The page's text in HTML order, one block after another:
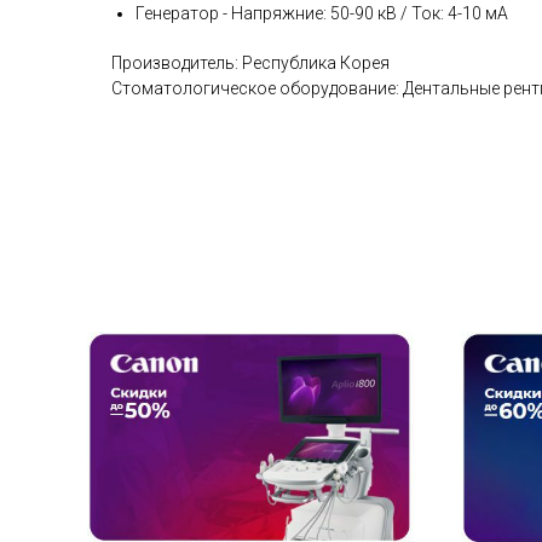
Генератор - Напряжние: 50-90 кВ / Ток: 4-10 мА
Производитель: Республика Корея
Стоматологическое оборудование: Дентальные